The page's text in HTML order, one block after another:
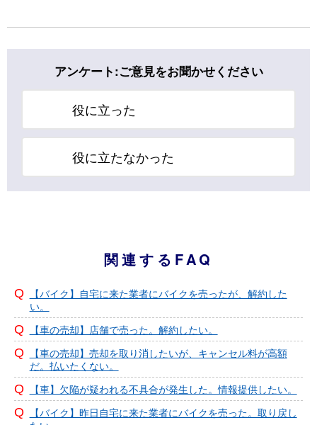
アンケート:ご意見をお聞かせください
役に立った
役に立たなかった
関連するFAQ
【バイク】自宅に来た業者にバイクを売ったが、解約した
い。
【車の売却】店舗で売った。解約したい。
【車の売却】売却を取り消したいが、キャンセル料が高額
だ。払いたくない。
【車】欠陥が疑われる不具合が発生した。情報提供したい。
【バイク】昨日自宅に来た業者にバイクを売った。取り戻し